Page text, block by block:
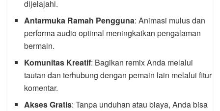
dijelajahi.
Antarmuka Ramah Pengguna: Animasi mulus dan
performa audio optimal meningkatkan pengalaman
bermain.
Komunitas Kreatif: Bagikan remix Anda melalui
tautan dan terhubung dengan pemain lain melalui fitur
komentar.
Akses Gratis: Tanpa unduhan atau biaya, Anda bisa